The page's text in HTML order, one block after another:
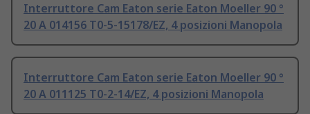
Interruttore Cam Eaton serie Eaton Moeller 90 °
20 A 014156 T0-5-15178/EZ, 4 posizioni Manopola
Interruttore Cam Eaton serie Eaton Moeller 90 °
20 A 011125 T0-2-14/EZ, 4 posizioni Manopola